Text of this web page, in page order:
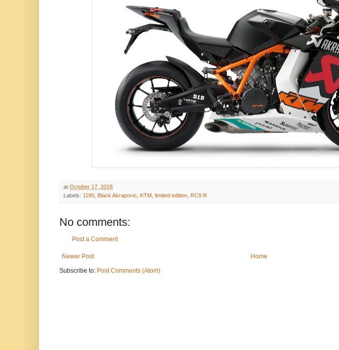
at October 17, 2018
Labels: 1190 Black Akrapovic KTM limited edition RC8 R
No comments:
Post a Comment
Newer Post
Home
Subscribe to: Post Comments (Atom)